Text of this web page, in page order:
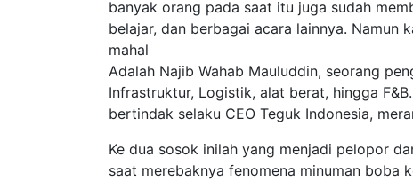
banyak orang pada saat itu juga sudah
belajar, dan berbagai acara lainnya. Namun
mahal
Adalah Najib Wahab Mauluddin, seorang
Infrastruktur, Logistik, alat berat, hingga
bertindak selaku CEO Teguk Indonesia,
Ke dua sosok inilah yang menjadi pelopor
saat merebaknya fenomena minuman boba